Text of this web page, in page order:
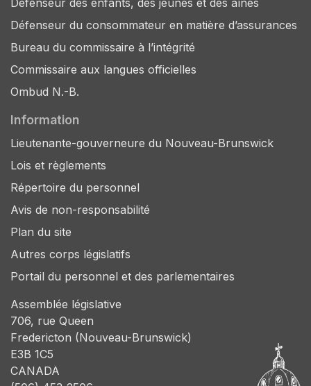
Défenseur des enfants, des jeunes et des aînés
Défenseur du consommateur en matière d’assurances
Bureau du commissaire à l’intégrité
Commissaire aux langues officielles
Ombud N.-B.
Information
Lieutenante-gouverneure du Nouveau-Brunswick
Lois et règlements
Répertoire du personnel
Avis de non-responsabilité
Plan du site
Autres corps législatifs
Portail du personnel et des parlementaires
Assemblée législative
706, rue Queen
Fredericton (Nouveau-Brunswick)
E3B 1C5
CANADA